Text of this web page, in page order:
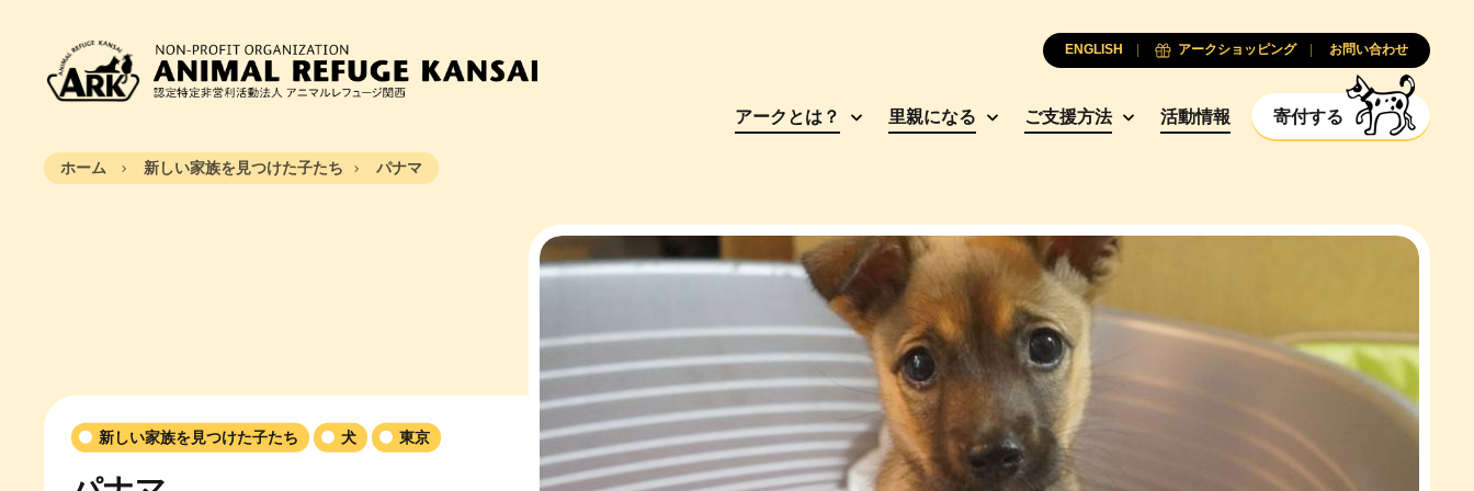
アークとは？ 里親になる ご支援方法 活動情報 寄付する
ENGLISH アークショッピング お問い合わせ
ホーム 新しい家族を見つけた子たち パナマ
新しい家族を見つけた子たち 犬 東京